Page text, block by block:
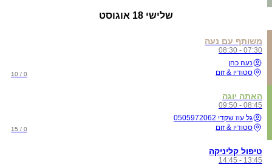
שלישי 18 אוגוסט
משותף עם נעה
07:30 - 08:30
נעה כהן
סטודיו & זום
0 / 10
האתה יוגה
08:45 - 09:50
גל עוז שקדי 0505972062
סטודיו & זום
0 / 15
טיפול קליניקה
13:45 - 14:45